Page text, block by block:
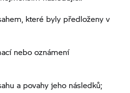
které byly předloženy v
nebo oznámení
a povahy jeho následků;